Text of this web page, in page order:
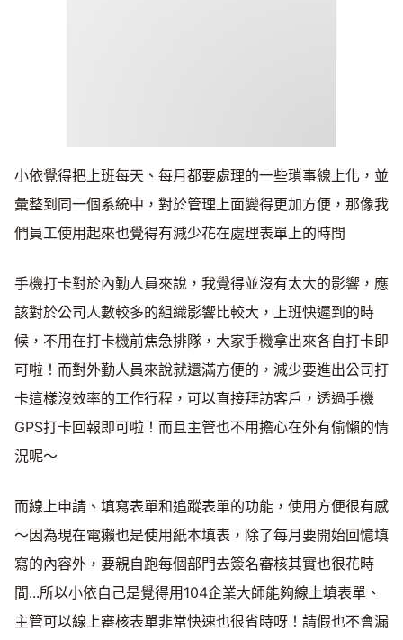
小依覺得把上班每天、每月都要處理的一些瑣事線上化，並
彙整到同一個系統中，對於管理上面變得更加方便，那像我
們員工使用起來也覺得有減少花在處理表單上的時間
手機打卡對於內勤人員來說，我覺得並沒有太大的影響，應
該對於公司人數較多的組織影響比較大，上班快遲到的時
候，不用在打卡機前焦急排隊，大家手機拿出來各自打卡即
可啦！而對外勤人員來說就還滿方便的，減少要進出公司打
卡這樣沒效率的工作行程，可以直接拜訪客戶，透過手機
GPS打卡回報即可啦！而且主管也不用擔心在外有偷懶的情
況呢～
而線上申請、填寫表單和追蹤表單的功能，使用方便很有感
～因為現在電獺也是使用紙本填表，除了每月要開始回憶填
寫的內容外，要親自跑每個部門去簽名審核其實也很花時
間...所以小依自己是覺得用104企業大師能夠線上填表單、
主管可以線上審核表單非常快速也很省時呀！請假也不會漏